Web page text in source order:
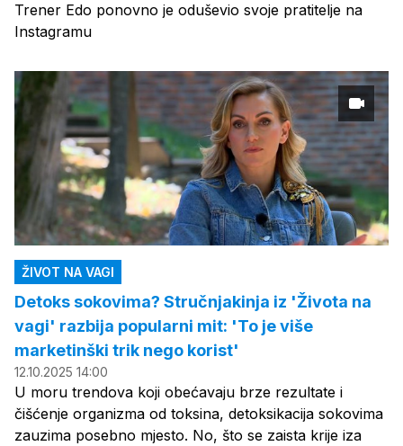
Trener Edo ponovno je oduševio svoje pratitelje na
Instagramu
ŽIVOT NA VAGI
Detoks sokovima? Stručnjakinja iz 'Života na
vagi' razbija popularni mit: 'To je više
marketinški trik nego korist'
12.10.2025 14:00
U moru trendova koji obećavaju brze rezultate i
čišćenje organizma od toksina, detoksikacija sokovima
zauzima posebno mjesto. No, što se zaista krije iza